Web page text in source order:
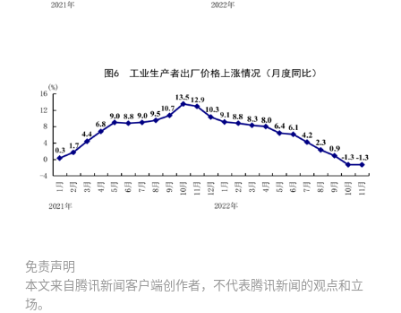
免责声明
本文来自腾讯新闻客户端创作者，不代表腾讯新闻的观点和立
场。